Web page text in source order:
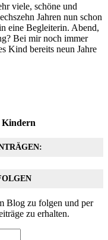
viele, schöne und
Jahren nun schon
eine Begleiterin. Abend,
Bei mir noch immer
Kind bereits neun Jahre
Kindern
Blog zu folgen und per
zu erhalten.